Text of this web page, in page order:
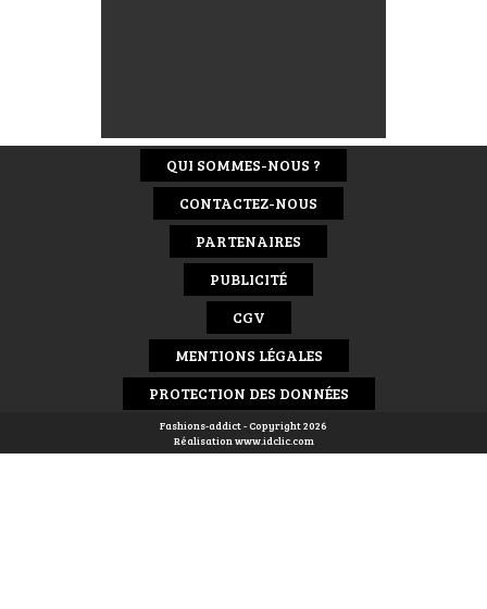
QUI SOMMES-NOUS ?
CONTACTEZ-NOUS
PARTENAIRES
PUBLICITÉ
CGV
MENTIONS LÉGALES
PROTECTION DES DONNÉES
Fashions-addict - Copyright 2026
Réalisation www.idclic.com